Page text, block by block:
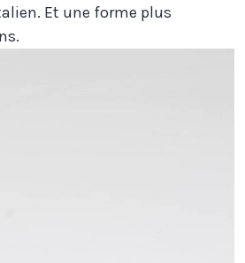
Et une forme plus